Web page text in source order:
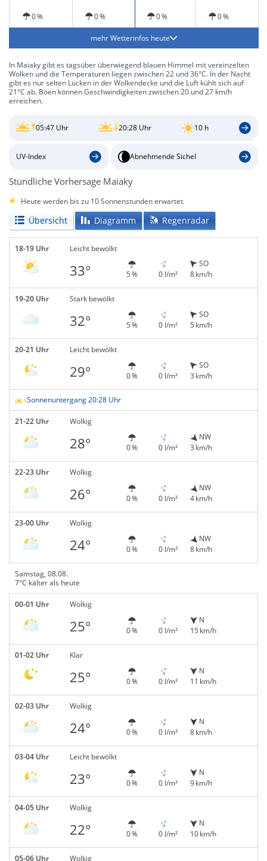
0 % 0 % 0 % 0 %
mehr Wetterinfos heute
In Maiaky gibt es tagsüber überwiegend blauen Himmel mit vereinzelten
Wolken und die Temperaturen liegen zwischen 22 und 36°C. In der Nacht
gibt es nur selten Lücken in der Wolkendecke und die Luft kühlt sich auf
21°C ab. Böen können Geschwindigkeiten zwischen 20 und 27 km/h
erreichen.
05:47 Uhr 20:28 Uhr 10 h
UV-Index Abnehmende Sichel
Stündliche Vorhersage Maiaky
Heute werden bis zu 10 Sonnenstunden erwartet
Übersicht Diagramm Regenradar
18-19 Uhr Leicht bewölkt
33° 5 % 0 l/m²
SO
8 km/h
19-20 Uhr Stark bewölkt
32° 5 % 0 l/m²
SO
5 km/h
20-21 Uhr Leicht bewölkt
29° 0 % 0 l/m²
SO
3 km/h
Sonnenuntergang 20:28 Uhr
21-22 Uhr Wolkig
28° 0 % 0 l/m²
NW
3 km/h
22-23 Uhr Wolkig
26° 0 % 0 l/m²
NW
4 km/h
23-00 Uhr Wolkig
24° 0 % 0 l/m²
NW
8 km/h
Samstag, 08.08.
7°C kälter als heute
00-01 Uhr Wolkig
25° 0 % 0 l/m²
N
15 km/h
01-02 Uhr Klar
25° 0 % 0 l/m²
N
11 km/h
02-03 Uhr Wolkig
24° 0 % 0 l/m²
N
8 km/h
03-04 Uhr Leicht bewölkt
23° 0 % 0 l/m²
N
9 km/h
04-05 Uhr Wolkig
22° 0 % 0 l/m²
N
10 km/h
05-06 Uhr Wolkig